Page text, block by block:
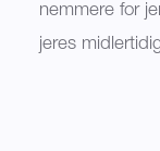
nemmere for
jeres